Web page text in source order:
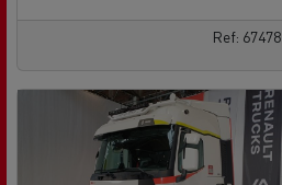
Ref: 67478